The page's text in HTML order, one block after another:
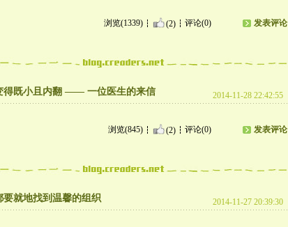
浏览(1339) (2) 评论(0) 发表评论
得既小且内翻 —— 一位医生的来信 2014-11-28 22:42:55
浏览(845) (2) 评论(0) 发表评论
就地找到温馨的组织 2014-11-27 20:39:30